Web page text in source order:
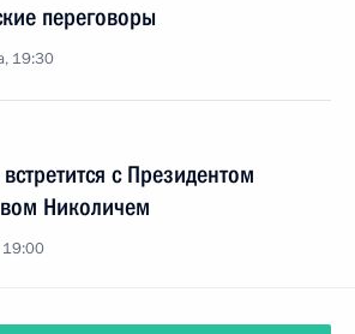
переговоры
19:30
с Президентом
Николичем
19:00